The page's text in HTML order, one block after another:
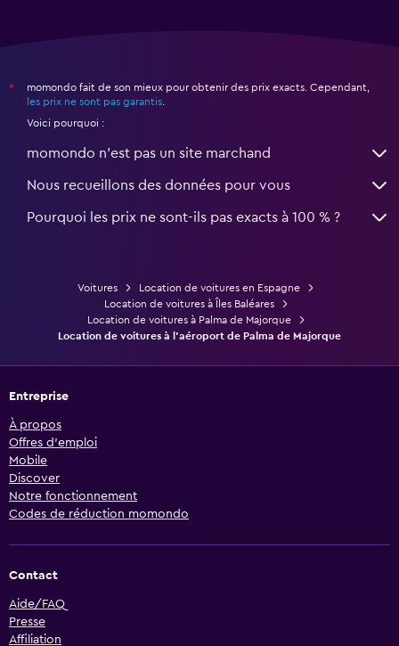
*
momondo fait de son mieux pour obtenir des prix exacts. Cependant,
les prix ne sont pas garantis.
Voici pourquoi :
momondo n'est pas un site marchand
Nous recueillons des données pour vous
Pourquoi les prix ne sont-ils pas exacts à 100 % ?
Voitures
Location de voitures en Espagne
Location de voitures à Îles Baléares
Location de voitures à Palma de Majorque
Location de voitures à l'aéroport de Palma de Majorque
Entreprise
À propos
Offres d’emploi
Mobile
Discover
Notre fonctionnement
Codes de réduction momondo
Contact
Aide/FAQ
Presse
Affiliation